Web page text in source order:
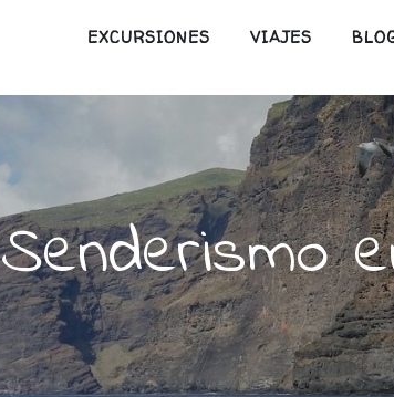
EXCURSIONES VIAJES
Senderismo